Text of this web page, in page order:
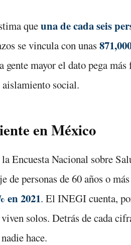
queuna de cada seis
se vincula con unas
mayor el dato pega más
aislamiento social.
en México
Encuesta Nacional sobre
personas de 60 años o
en 2021. El INEGI cuenta,
solos. Detrás de cada
hace.